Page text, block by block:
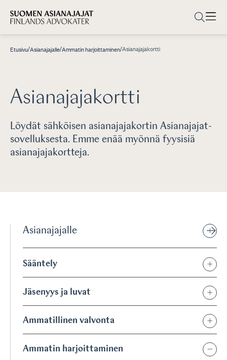
Etusivu/Asianajajalle/Ammatin harjoittaminen/Asianajajakortti
Asianajajakortti
Löydät sähköisen asianajajakortin Asianajajat-
sovelluksesta. Emme enää myönnä fyysisiä
asianajajakortteja.
Asianajajalle
Sääntely
Jäsenyys ja luvat
Ammatillinen valvonta
Ammatin harjoittaminen